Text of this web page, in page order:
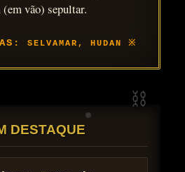
(em vão) sepultar.
SELVAMAR, HUDAN
DESTAQUE